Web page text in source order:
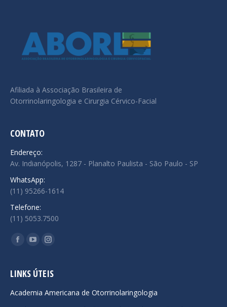
Afiliada à Associação Brasileira de
Otorrinolaringologia e Cirurgia Cérvico-Facial
CONTATO
Endereço:
Av. Indianópolis, 1287 - Planalto Paulista - São Paulo - SP
WhatsApp:
(11) 95266-1614
Telefone:
(11) 5053.7500
Encontre-nos em:
Facebook
opens
new
YouTube
opens
new
Instagram
opens
new
LINKS ÚTEIS
Academia Americana de Otorrinolaringologia